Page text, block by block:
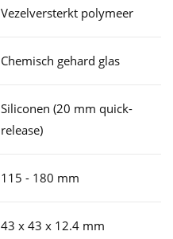
Vezelversterkt polymeer
Chemisch gehard glas
Siliconen (20 mm quick-
release)
115 - 180 mm
43 x 43 x 12.4 mm